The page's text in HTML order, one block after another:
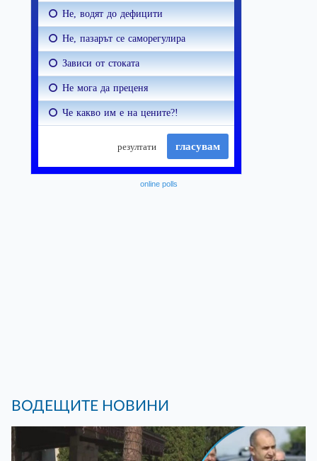
online polls
ВОДЕЩИТЕ НОВИНИ